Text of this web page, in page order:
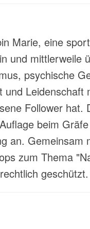
Marie, eine
und mittlerweile
psychische
und Leidenschaft
Follower hat.
beim
an. Gemeinsam
zum Thema